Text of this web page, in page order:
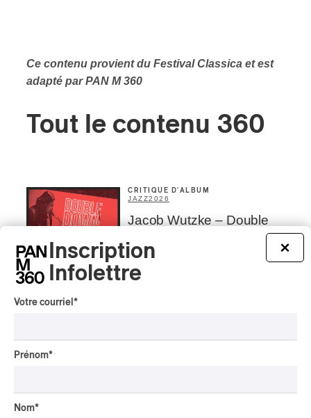
Ce contenu provient du Festival Classica et est
adapté par PAN M 360
Tout le contenu 360
CRITIQUE D'ALBUM
JAZZ2026
Jacob Wutzke – Double
Par Frédéric Cardin
×
Inscription
Infolettre
Votre courriel *
Prénom*
Nom*